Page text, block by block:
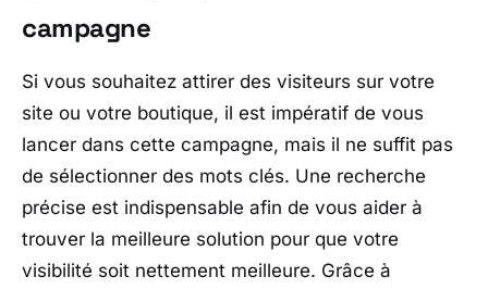
campagne
Si vous souhaitez attirer des visiteurs sur votre
site ou votre boutique, il est impératif de vous
lancer dans cette campagne, mais il ne suffit pas
de sélectionner des mots clés. Une recherche
précise est indispensable afin de vous aider à
trouver la meilleure solution pour que votre
visibilité soit nettement meilleure. Grâce à